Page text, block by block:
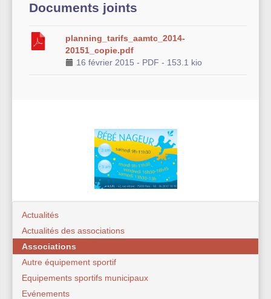
Documents joints
planning_tarifs_aamtc_2014-
20151_copie.pdf
16 février 2015 - PDF - 153.1 kio
Actualités
Actualités des associations
Associations
Autre équipement sportif
Equipements sportifs municipaux
Evénements